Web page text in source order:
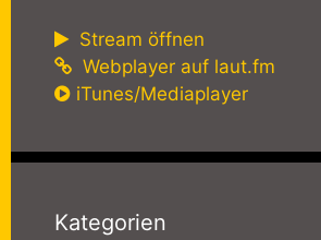
Stream öffnen
Webplayer auf laut.fm
iTunes/Mediaplayer
Kategorien